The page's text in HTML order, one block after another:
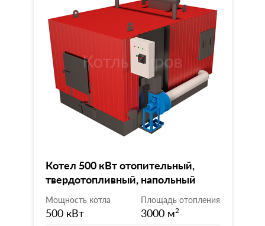
Котел 500 кВт отопительный,
твердотопливный, напольный
Мощность котла
500 кВт
Площадь отопления
3000 м2